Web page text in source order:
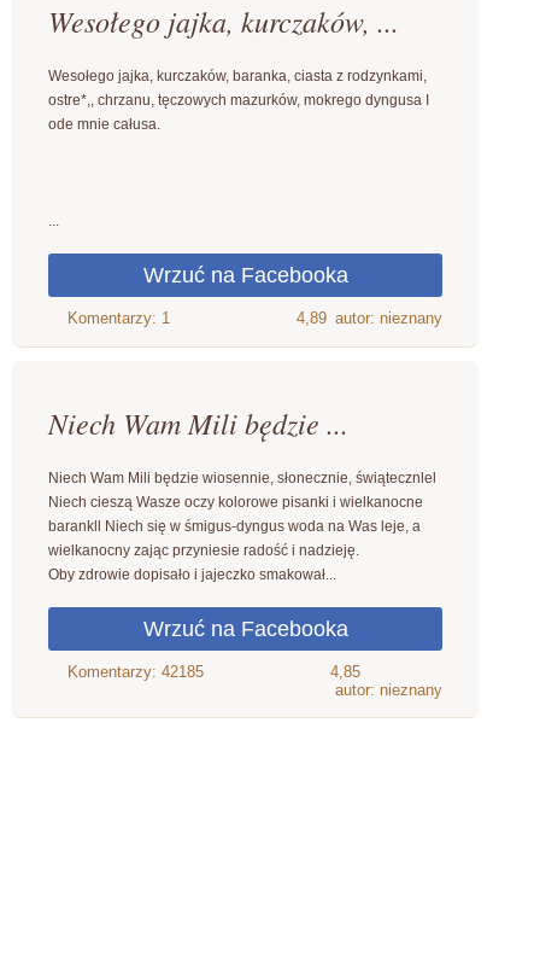
Wesołego jajka, kurczaków, ...
Wesołego jajka, kurczaków, baranka, ciasta z rodzynkami,
ostre*,, chrzanu, tęczowych mazurków, mokrego dyngusa I
ode mnie całusa.
...
4,89 autor: nieznany
Niech Wam Mili będzie ...
Niech Wam Mili będzie wiosennie, słonecznie, świątecznlel
Niech cieszą Wasze oczy kolorowe pisanki i wielkanocne
barankll Niech się w śmigus-dyngus woda na Was leje, a
wielkanocny zając przyniesie radość i nadzieję.
Oby zdrowie dopisało i jajeczko smakował...
4,85
autor: nieznany